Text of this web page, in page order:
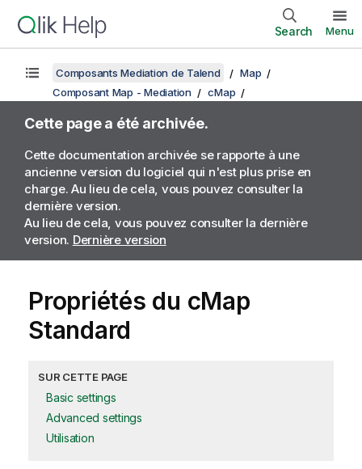
Search Menu
Composants Mediation de Talend
Map
Composant Map - Mediation
cMap
Cette page a été archivée.
Cette documentation archivée se rapporte à une
ancienne version du logiciel qui n'est plus prise en
charge. Au lieu de cela, vous pouvez consulter la
dernière version.
Au lieu de cela, vous pouvez consulter la dernière
version. Dernière version
Propriétés du cMap
Standard
SUR CETTE PAGE
Basic settings
Advanced settings
Utilisation